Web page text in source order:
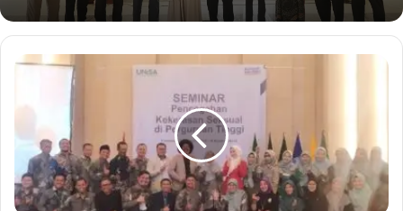
“Selamat untuk anak-anak mudah-mudahan bisa berlatih
dengan fit, lancar, dan sukses,” pungkasnya.
*Penulis: Moh Aqbil WAK
Ini Daftar Lokasi Salat Idul
Adha 1443 H Warga
Muhammadiyah Daerah
Karawang
Hal yang Menarik dari
Musywil Jabar ke-21: Ada
Servis Motor Gratis